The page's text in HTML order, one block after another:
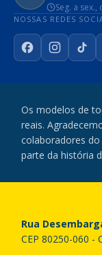
Seg. a sex.,
NOSSAS REDES
Facebook
Os modelos de
reais.
colaboradores
parte da história
Rua
CEP 80250-060 -